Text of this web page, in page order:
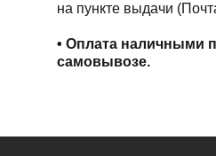
на пункте выдачи
• Оплата наличными
самовывозе.